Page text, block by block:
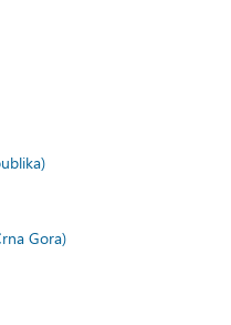
Gora)